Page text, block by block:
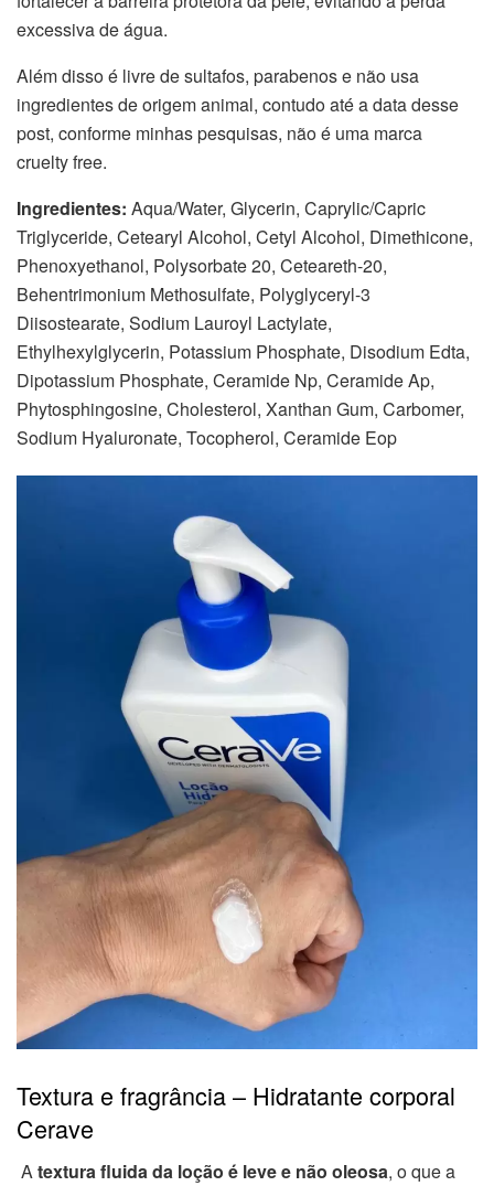
excessiva de água.
Além disso é livre de sultafos, parabenos e não usa
ingredientes de origem animal, contudo até a data desse
post, conforme minhas pesquisas, não é uma marca
cruelty free.
Ingredientes: Aqua/Water, Glycerin, Caprylic/Capric
Triglyceride, Cetearyl Alcohol, Cetyl Alcohol, Dimethicone,
Phenoxyethanol, Polysorbate 20, Ceteareth-20,
Behentrimonium Methosulfate, Polyglyceryl-3
Diisostearate, Sodium Lauroyl Lactylate,
Ethylhexylglycerin, Potassium Phosphate, Disodium Edta,
Dipotassium Phosphate, Ceramide Np, Ceramide Ap,
Phytosphingosine, Cholesterol, Xanthan Gum, Carbomer,
Sodium Hyaluronate, Tocopherol, Ceramide Eop
Textura e fragrância – Hidratante corporal
Cerave
Atextura fluida da loção é leve e não oleosa, o que a